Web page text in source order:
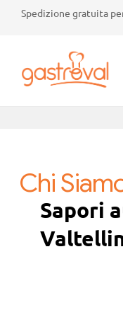
Spedizione gratuita
Valtellina:
succhi,
marmellate,
crostate
Chi
Sapori